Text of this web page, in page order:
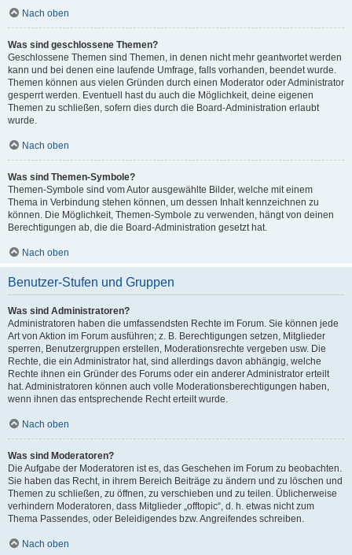
Nach oben
Was sind geschlossene Themen?
Geschlossene Themen sind Themen, in denen nicht mehr geantwortet werden
kann und bei denen eine laufende Umfrage, falls vorhanden, beendet wurde.
Themen können aus vielen Gründen durch einen Moderator oder Administrator
gesperrt werden. Eventuell hast du auch die Möglichkeit, deine eigenen
Themen zu schließen, sofern dies durch die Board-Administration erlaubt
wurde.
Nach oben
Was sind Themen-Symbole?
Themen-Symbole sind vom Autor ausgewählte Bilder, welche mit einem
Thema in Verbindung stehen können, um dessen Inhalt kennzeichnen zu
können. Die Möglichkeit, Themen-Symbole zu verwenden, hängt von deinen
Berechtigungen ab, die die Board-Administration gesetzt hat.
Nach oben
Benutzer-Stufen und Gruppen
Was sind Administratoren?
Administratoren haben die umfassendsten Rechte im Forum. Sie können jede
Art von Aktion im Forum ausführen; z. B. Berechtigungen setzen, Mitglieder
sperren, Benutzergruppen erstellen, Moderationsrechte vergeben usw. Die
Rechte, die ein Administrator hat, sind allerdings davon abhängig, welche
Rechte ihnen ein Gründer des Forums oder ein anderer Administrator erteilt
hat. Administratoren können auch volle Moderationsberechtigungen haben,
wenn ihnen das entsprechende Recht erteilt wurde.
Nach oben
Was sind Moderatoren?
Die Aufgabe der Moderatoren ist es, das Geschehen im Forum zu beobachten.
Sie haben das Recht, in ihrem Bereich Beiträge zu ändern und zu löschen und
Themen zu schließen, zu öffnen, zu verschieben und zu teilen. Üblicherweise
verhindern Moderatoren, dass Mitglieder „offtopic“, d. h. etwas nicht zum
Thema Passendes, oder Beleidigendes bzw. Angreifendes schreiben.
Nach oben